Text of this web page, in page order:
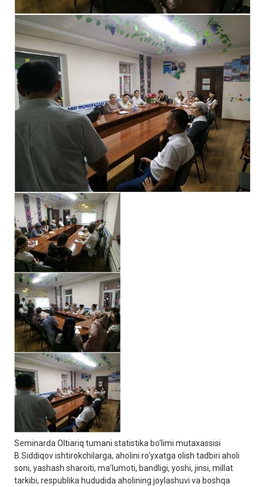
Seminarda Oltiariq tumani statistika bo‘limi mutaxassisi
B.Siddiqov ishtirokchilarga, aholini ro‘yxatga olish tadbiri aholi
soni, yashash sharoiti, ma’lumoti, bandligi, yoshi, jinsi, millat
tarkibi, respublika hududida aholining joylashuvi va boshqa